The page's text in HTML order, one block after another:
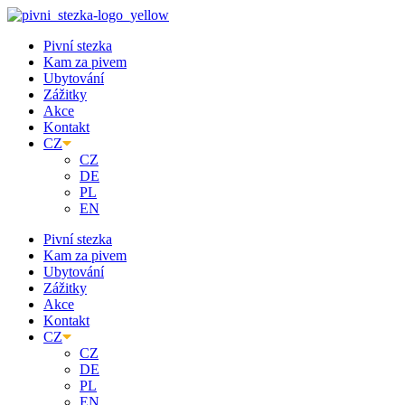
Přejít
obsahuPivní stezka
Kam za pivem
Ubytování
Zážitky
Akce
Kontakt
CZ
CZ
DE
PL
EN
Pivní stezka
Kam za pivem
Ubytování
Zážitky
Akce
Kontakt
CZ
CZ
DE
PL
EN